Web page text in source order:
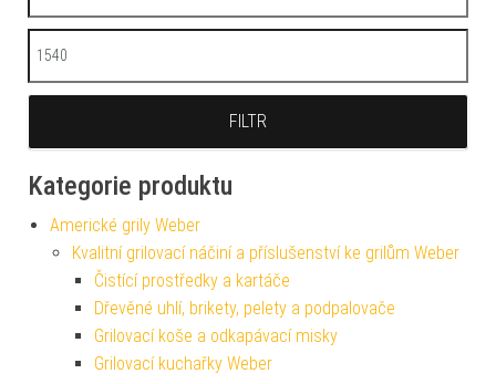
Maximální cena
FILTR
Kategorie produktu
Americké grily Weber
Kvalitní grilovací náčiní a příslušenství ke grilům Weber
Čistící prostředky a kartáče
Dřevěné uhlí, brikety, pelety a podpalovače
Grilovací koše a odkapávací misky
Grilovací kuchařky Weber